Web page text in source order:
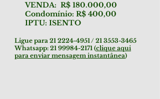
VENDA: R$ 180.000,00
Condomínio: R$ 400,00
IPTU: ISENTO
Ligue para 21 2224-4951/ 21 3553-3465
Whatsapp: 21 99984-2171 (clique aqui
para enviar mensagem instantânea)